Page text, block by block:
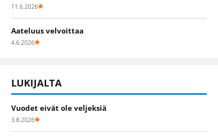
11.6.2026
Aateluus velvoittaa
4.6.2026
LUKIJALTA
Vuodet eivät ole veljeksiä
3.8.2026